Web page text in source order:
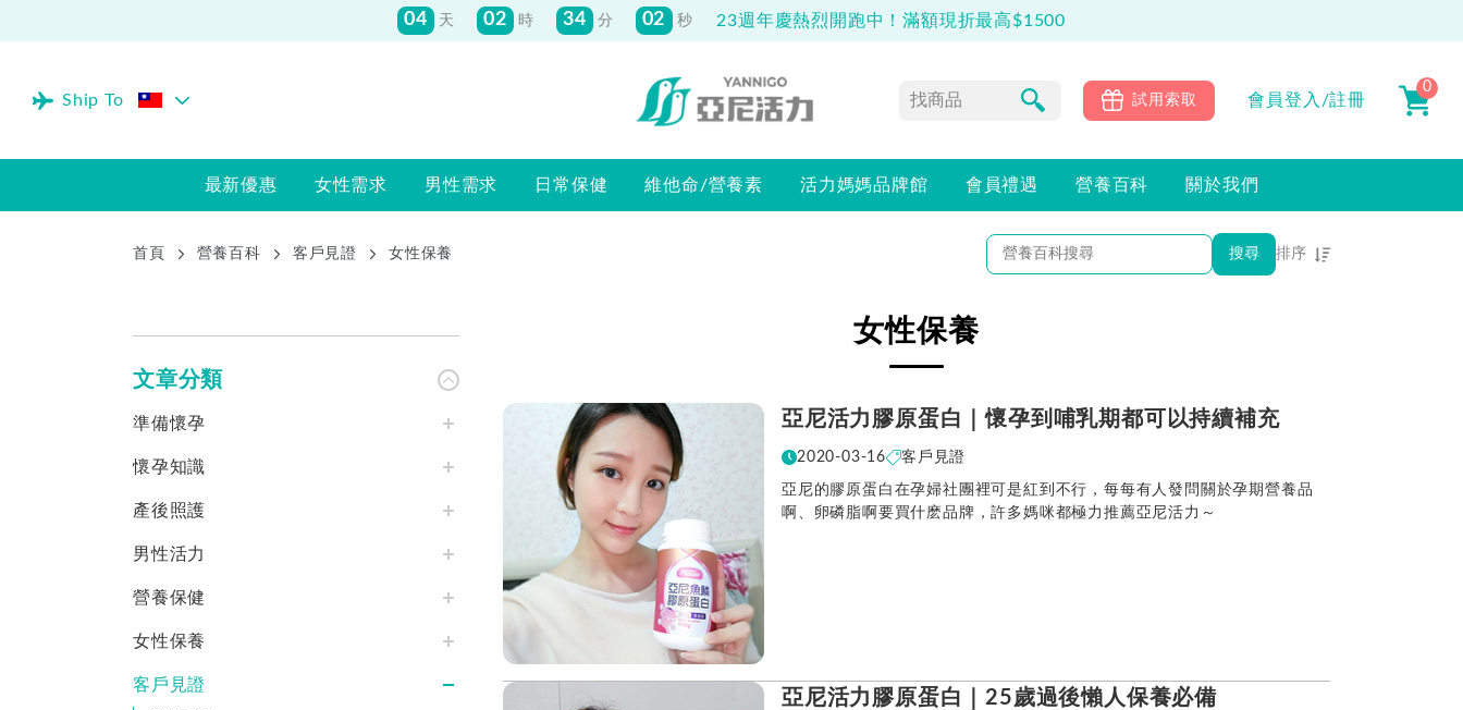
04 天 02 時 34 分 02 秒 23週年慶熱烈開跑中！滿額現折最高$1500
Ship To 試用索取 會員登入/註冊
0
最新優惠 女性需求 男性需求 日常保健 維他命/營養素 活力媽媽品牌館 會員禮遇 營養百科 關於我們
首頁 營養百科 客戶見證 女性保養 搜尋 排序
女性保養
亞尼活力膠原蛋白｜懷孕到哺乳期都可以持續補充
2020-03-16 客戶見證
亞尼的膠原蛋白在孕婦社團裡可是紅到不行，每每有人發問關於孕期營養品
啊、卵磷脂啊要買什麽品牌，許多媽咪都極力推薦亞尼活力～
亞尼活力膠原蛋白｜25歲過後懶人保養必備
文章分類
準備懷孕
懷孕知識
產後照護
男性活力
營養保健
女性保養
客戶見證